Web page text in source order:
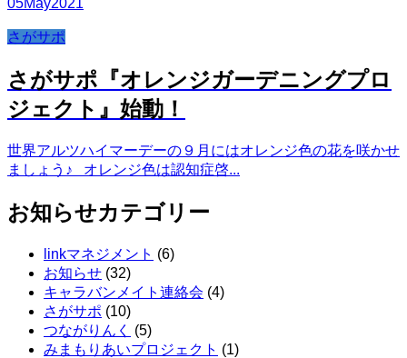
05May2021
さがサポ
さがサポ『オレンジガーデニングプロ
ジェクト』始動！
世界アルツハイマーデーの９月にはオレンジ色の花を咲かせ
ましょう♪ オレンジ色は認知症啓...
お知らせカテゴリー
linkマネジメント (6)
お知らせ (32)
キャラバンメイト連絡会 (4)
さがサポ (10)
つながりんく
(5)
みまもりあいプロジェクト (1)